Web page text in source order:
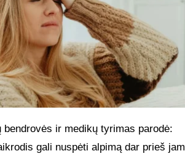
bendrovės ir medikų tyrimas parodė:
gali nuspėti alpimą dar prieš jam